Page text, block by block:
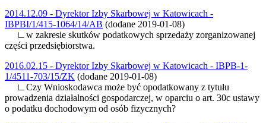
2014.12.09 - Dyrektor Izby Skarbowej w Katowicach -
IBPBI/1/415-1064/14/AB (dodane 2019-01-08)
∟w zakresie skutków podatkowych sprzedaży zorganizowanej
części przedsiębiorstwa.
2016.02.15 - Dyrektor Izby Skarbowej w Katowicach - IBPB-1-
1/4511-703/15/ZK (dodane 2019-01-08)
∟Czy Wnioskodawca może być opodatkowany z tytułu
prowadzenia działalności gospodarczej, w oparciu o art. 30c ustawy
o podatku dochodowym od osób fizycznych?